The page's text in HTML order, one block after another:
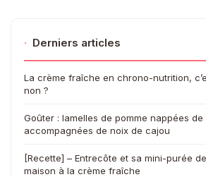
· Derniers articles
La crème fraîche en chrono-nutrition,
non ?
Goûter : lamelles de pomme nappées de
accompagnées de noix de cajou
[Recette] – Entrecôte et sa mini-purée
maison à la crème fraîche